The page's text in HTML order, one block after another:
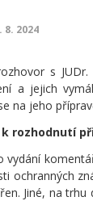
8. 2024
s
a jejich
na jeho
k rozhodnutí
vydání
ochranných
Jiné, na